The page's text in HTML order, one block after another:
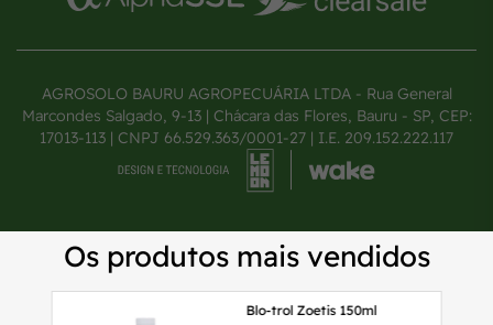
AGROSOLO BAURU AGROPECUÁRIA LTDA - Rua General
Marcondes Salgado, 9-13 | Chácara das Flores, Bauru - SP, CEP:
17013-113 | CNPJ 66.529.363/0001-27 | I.E. 209.152.222.117